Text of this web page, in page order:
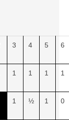
3 4 5 6
1 1 1 1
1 ½ 1 0